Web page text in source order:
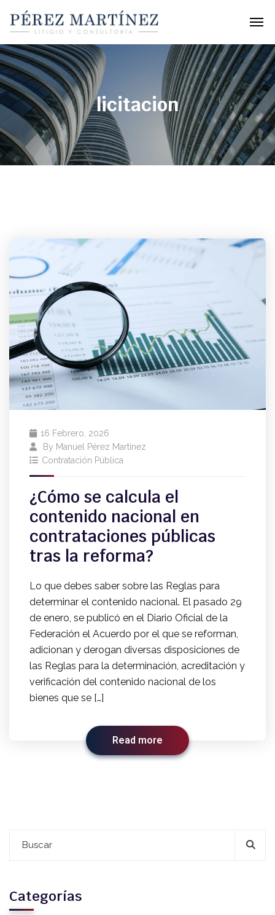
licitacion
16 Febrero, 2026
By Manuel Pérez Martínez
Contratación Pública
¿Cómo se calcula el
contenido nacional en
contrataciones públicas
tras la reforma?
Lo que debes saber sobre las Reglas para
determinar el contenido nacional. El pasado 29
de enero, se publicó en el Diario Oficial de la
Federación el Acuerdo por el que se reforman,
adicionan y derogan diversas disposiciones de
las Reglas para la determinación, acreditación y
verificación del contenido nacional de los
bienes que se […]
Read more
Categorías